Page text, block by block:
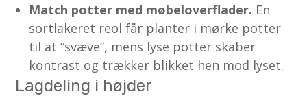
Match potter med møbeloverflader. En
sortlakeret reol får planter i mørke potter
til at “svæve”, mens lyse potter skaber
kontrast og trækker blikket hen mod lyset.
Lagdeling i højder